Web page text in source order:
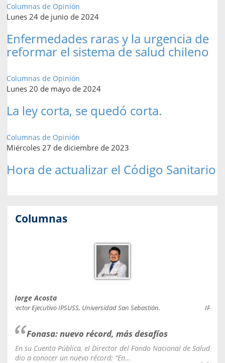
Columnas de Opinión
Lunes 24 de junio de 2024
Enfermedades raras y la urgencia de
reformar el sistema de salud chileno
Columnas de Opinión
Lunes 20 de mayo de 2024
La ley corta, se quedó corta.
Columnas de Opinión
Miércoles 27 de diciembre de 2023
Hora de actualizar el Código Sanitario
Columnas
Jorge Acosta
Director Ejecutivo IPSUSS, Universidad San Sebastián.
Fonasa: nuevo récord, más desafíos
En su Cuenta Pública, el Director del Fondo Nacional de Salud
dio a conocer un nuevo récord: “En...